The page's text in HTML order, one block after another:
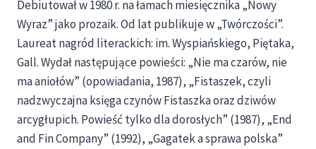
Debiutował w 1980 r. na łamach miesięcznika „Nowy
Wyraz” jako prozaik. Od lat publikuje w „Twórczości”.
Laureat nagród literackich: im. Wyspiańskiego, Piętaka,
Gall. Wydał następujące powieści: „Nie ma czarów, nie
ma aniołów” (opowiadania, 1987), „Fistaszek, czyli
nadzwyczajna księga czynów Fistaszka oraz dziwów
arcygłupich. Powieść tylko dla dorosłych” (1987), „End
and Fin Company” (1992), „Gagatek a sprawa polska”